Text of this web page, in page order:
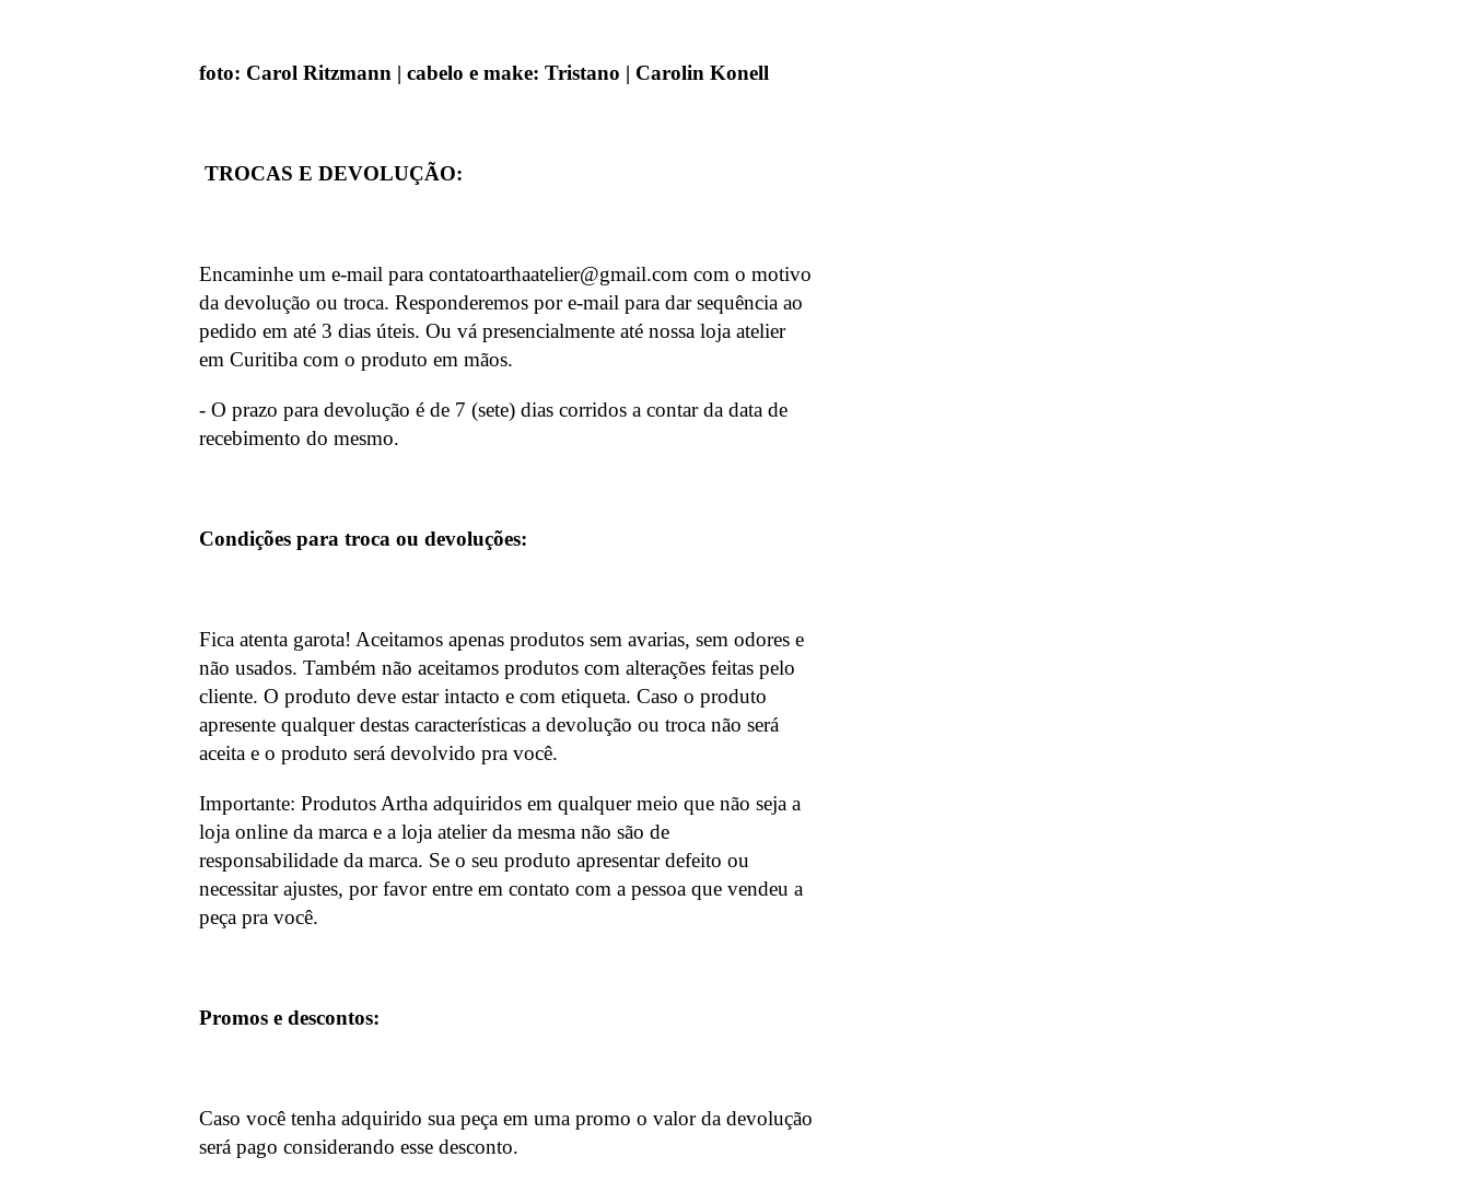
foto: Carol Ritzmann | cabelo e make: Tristano | Carolin Konell
TROCAS E DEVOLUÇÃO:
Encaminhe um e-mail para contatoarthaatelier@gmail.com com o motivo
da devolução ou troca. Responderemos por e-mail para dar sequência ao
pedido em até 3 dias úteis. Ou vá presencialmente até nossa loja atelier
em Curitiba com o produto em mãos.
- O prazo para devolução é de 7 (sete) dias corridos a contar da data de
recebimento do mesmo.
Condições para troca ou devoluções:
Fica atenta garota! Aceitamos apenas produtos sem avarias, sem odores e
não usados. Também não aceitamos produtos com alterações feitas pelo
cliente. O produto deve estar intacto e com etiqueta. Caso o produto
apresente qualquer destas características a devolução ou troca não será
aceita e o produto será devolvido pra você.
Importante: Produtos Artha adquiridos em qualquer meio que não seja a
loja online da marca e a loja atelier da mesma não são de
responsabilidade da marca. Se o seu produto apresentar defeito ou
necessitar ajustes, por favor entre em contato com a pessoa que vendeu a
peça pra você.
Promos e descontos:
Caso você tenha adquirido sua peça em uma promo o valor da devolução
será pago considerando esse desconto.